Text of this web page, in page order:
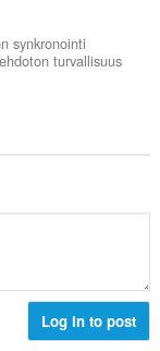
synkronointi
turvallisuus
Log in to post